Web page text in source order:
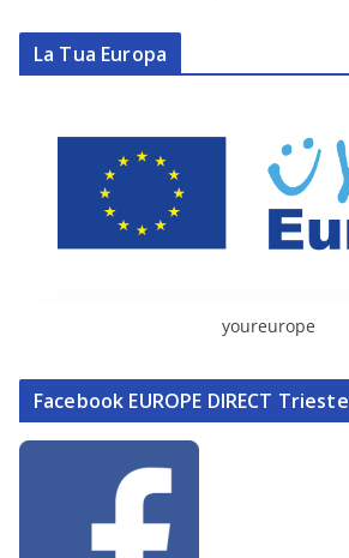
La Tua Europa
youreurope
Facebook EUROPE DIRECT Trieste